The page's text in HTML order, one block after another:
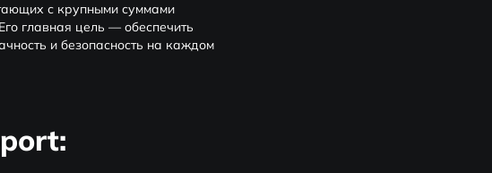
с крупными суммами
главная цель — обеспечить
и безопасность на каждом